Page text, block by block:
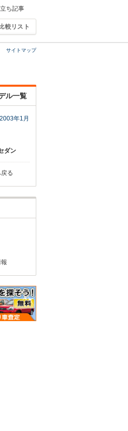
ち記事
較リスト
サイトマップ
ル一覧
年1月
ダン
る